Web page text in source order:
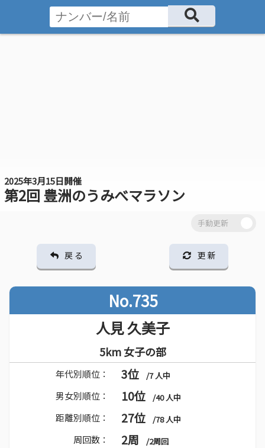
2025年3月15日開催
第2回 豊洲のうみべマラソン
戻 る 更 新
No.735
人見 久美子
5km 女子の部
年代別順位： 3位 /7 人中
男女別順位： 10位 /40 人中
距離別順位： 27位 /78 人中
周回数： 2周 /2周回